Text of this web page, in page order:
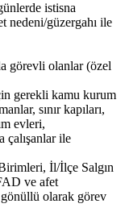
istisna
nedeni/güzergahı ile
görevli olanlar (özel
gerekli kamu kurum
sınır kapıları,
evleri,
çalışanlar ile
İl/İlçe Salgın
ve afet
olarak görev